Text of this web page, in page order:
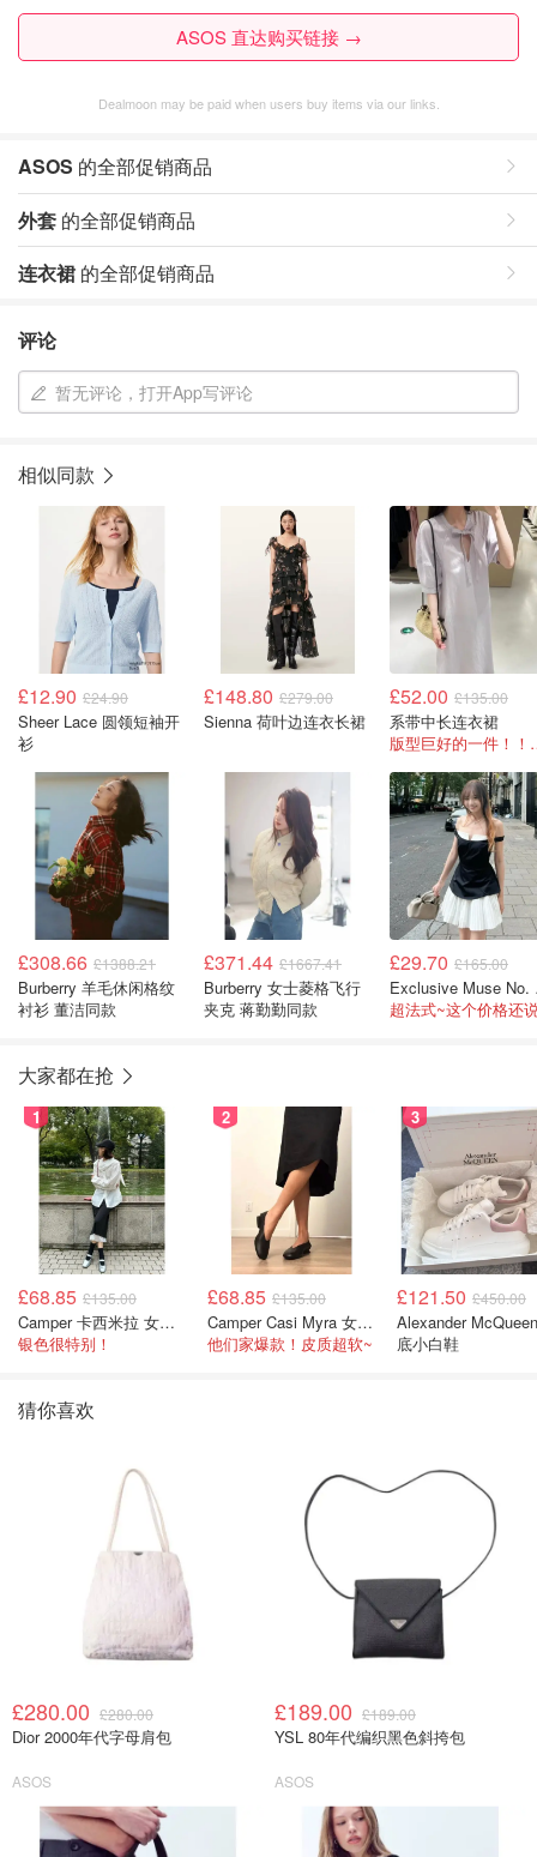
ASOS 直达购买链接 →
Dealmoon may be paid when users buy items via our links.
ASOS 的全部促销商品
外套 的全部促销商品
连衣裙 的全部促销商品
评论
暂无评论，打开App写评论
相似同款
£12.90 £24.90
Sheer Lace 圆领短袖开
衫
£148.80 £279.00
Sienna 荷叶边连衣长裙
£52.00 £135.00
系带中长连衣裙
版型巨
£308.66 £1388.21
Burberry 羊毛休闲格纹
衬衫 董洁同款
£371.44 £1667.41
Burberry 女士菱格飞行
夹克 蒋勤勤同款
£29.70 £165.00
大家都在抢
1
£68.85 £135.00
Camper 卡西米拉 女士鞋子
银色很特别！
2
£68.85 £135.00
Camper Casi Myra 女士乐福鞋
他们家爆款！皮质超软~
3
£121.50 £450.00
Alexander
底小白鞋
猜你喜欢
£280.00 £280.00
Dior 2000年代字母肩包
ASOS
£189.00 £189.00
YSL 80年代编织黑色斜挎包
ASOS